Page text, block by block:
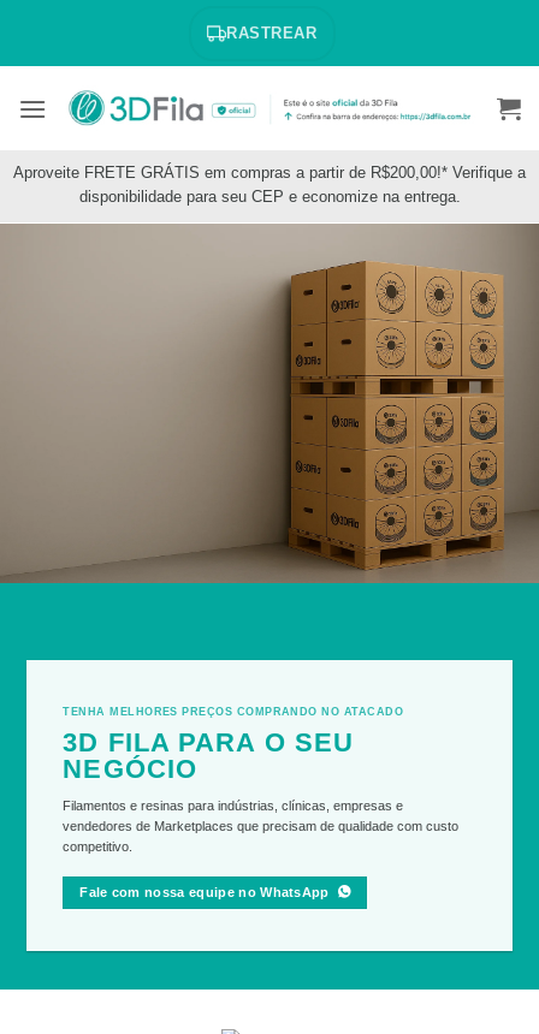
RASTREAR
Aproveite FRETE GRÁTIS em compras a partir de R$200,00!* Verifique a
disponibilidade para seu CEP e economize na entrega.
TENHA MELHORES PREÇOS COMPRANDO NO ATACADO
3D FILA PARA O SEU
NEGÓCIO
Filamentos e resinas para indústrias, clínicas, empresas e
vendedores de Marketplaces que precisam de qualidade com custo
competitivo.
Fale com nossa equipe no WhatsApp